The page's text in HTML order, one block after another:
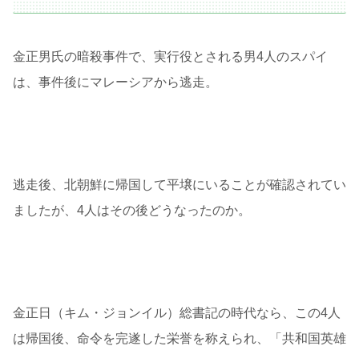
金正男氏の暗殺事件で、実行役とされる男4人のスパイ
は、事件後にマレーシアから逃走。
逃走後、北朝鮮に帰国して平壌にいることが確認されてい
ましたが、4人はその後どうなったのか。
金正日（キム・ジョンイル）総書記の時代なら、この4人
は帰国後、命令を完遂した栄誉を称えられ、「共和国英雄